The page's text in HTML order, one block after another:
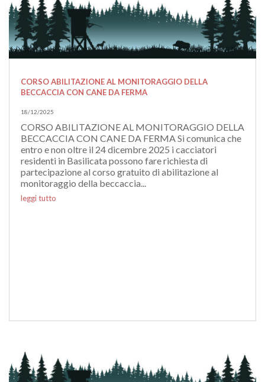
CORSO ABILITAZIONE AL MONITORAGGIO DELLA
BECCACCIA CON CANE DA FERMA
18/12/2025
CORSO ABILITAZIONE AL MONITORAGGIO DELLA
BECCACCIA CON CANE DA FERMA Si comunica che
entro e non oltre il 24 dicembre 2025 i cacciatori
residenti in Basilicata possono fare richiesta di
partecipazione al corso gratuito di abilitazione al
monitoraggio della beccaccia...
leggi tutto